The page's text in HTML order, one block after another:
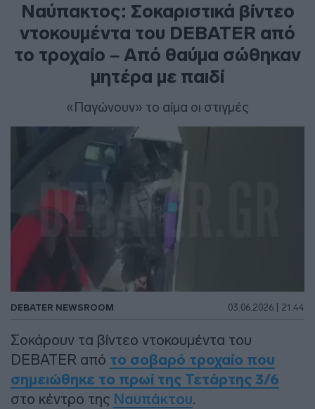
Ναύπακτος: Σοκαριστικά βίντεο
ντοκουμέντα του DEBATER από
το τροχαίο – Από θαύμα σώθηκαν
μητέρα με παιδί
«Παγώνουν» το αίμα οι στιγμές
DEBATER NEWSROOM 03.06.2026 | 21:44
Σοκάρουν τα βίντεο ντοκουμέντα του
DEBATER από το σοβαρό τροχαίο που
σημειώθηκε το πρωί της Τετάρτης 3/6
στο κέντρο της Ναυπάκτου.